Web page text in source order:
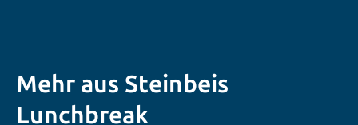
Mehr aus Steinbeis
Lunchbreak